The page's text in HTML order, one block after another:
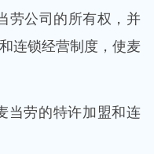
劳公司的所有权，并
连锁经营制度，使麦
当劳的特许加盟和连